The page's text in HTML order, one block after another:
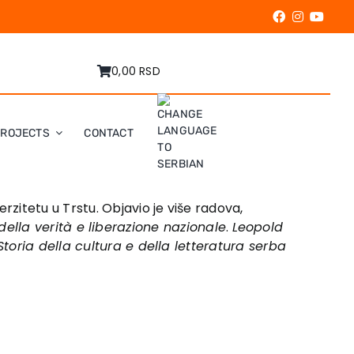
0,00 RSD
CONTACT
u Trstu. Objavio je više radova,
verità e liberazione nazionale. Leopold
della cultura e della letteratura serba